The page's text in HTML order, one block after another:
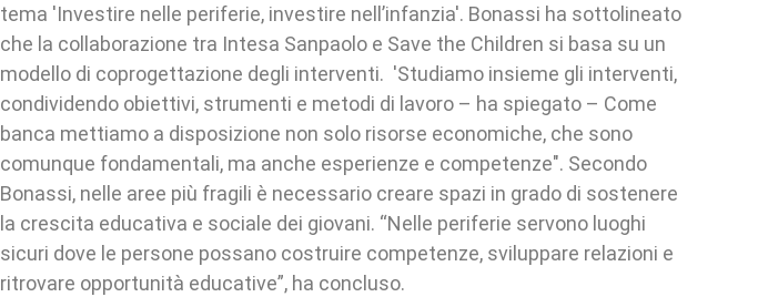
tema 'Investire nelle periferie, investire nell’infanzia'. Bonassi ha sottolineato
che la collaborazione tra Intesa Sanpaolo e Save the Children si basa su un
modello di coprogettazione degli interventi. 'Studiamo insieme gli interventi,
condividendo obiettivi, strumenti e metodi di lavoro – ha spiegato – Come
banca mettiamo a disposizione non solo risorse economiche, che sono
comunque fondamentali, ma anche esperienze e competenze". Secondo
Bonassi, nelle aree più fragili è necessario creare spazi in grado di sostenere
la crescita educativa e sociale dei giovani. “Nelle periferie servono luoghi
sicuri dove le persone possano costruire competenze, sviluppare relazioni e
ritrovare opportunità educative”, ha concluso.